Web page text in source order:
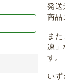
発送
商品
ま
凍」
す。
い